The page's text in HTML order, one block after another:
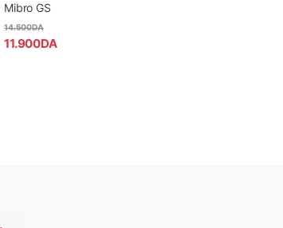
Mibro GS
11.900DA
14.500DA